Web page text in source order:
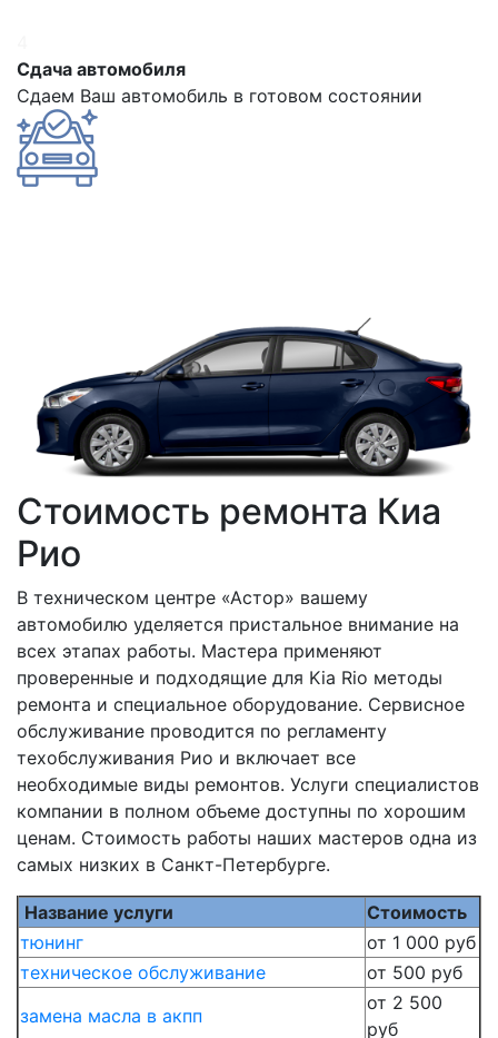
Сдача автомобиля
Сдаем Ваш автомобиль в готовом состоянии
Стоимость ремонта Киа
Рио
В техническом центре «Астор» вашему
автомобилю уделяется пристальное внимание на
всех этапах работы. Мастера применяют
проверенные и подходящие для Kia Rio методы
ремонта и специальное оборудование. Сервисное
обслуживание проводится по регламенту
техобслуживания Рио и включает все
необходимые виды ремонтов. Услуги специалистов
компании в полном объеме доступны по хорошим
ценам. Стоимость работы наших мастеров одна из
самых низких в Санкт-Петербурге.
Название услуги
Стоимость
тюнинг
от 1 000 руб
техническое обслуживание
от 500 руб
замена масла в акпп
от 2 500
руб